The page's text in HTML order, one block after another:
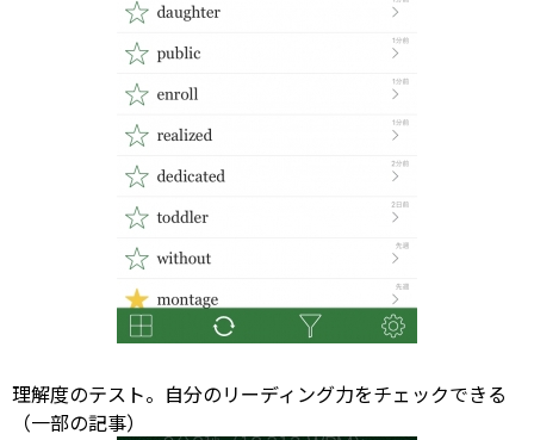
理解度のテスト。自分のリーディング力をチェックできる
（一部の記事）